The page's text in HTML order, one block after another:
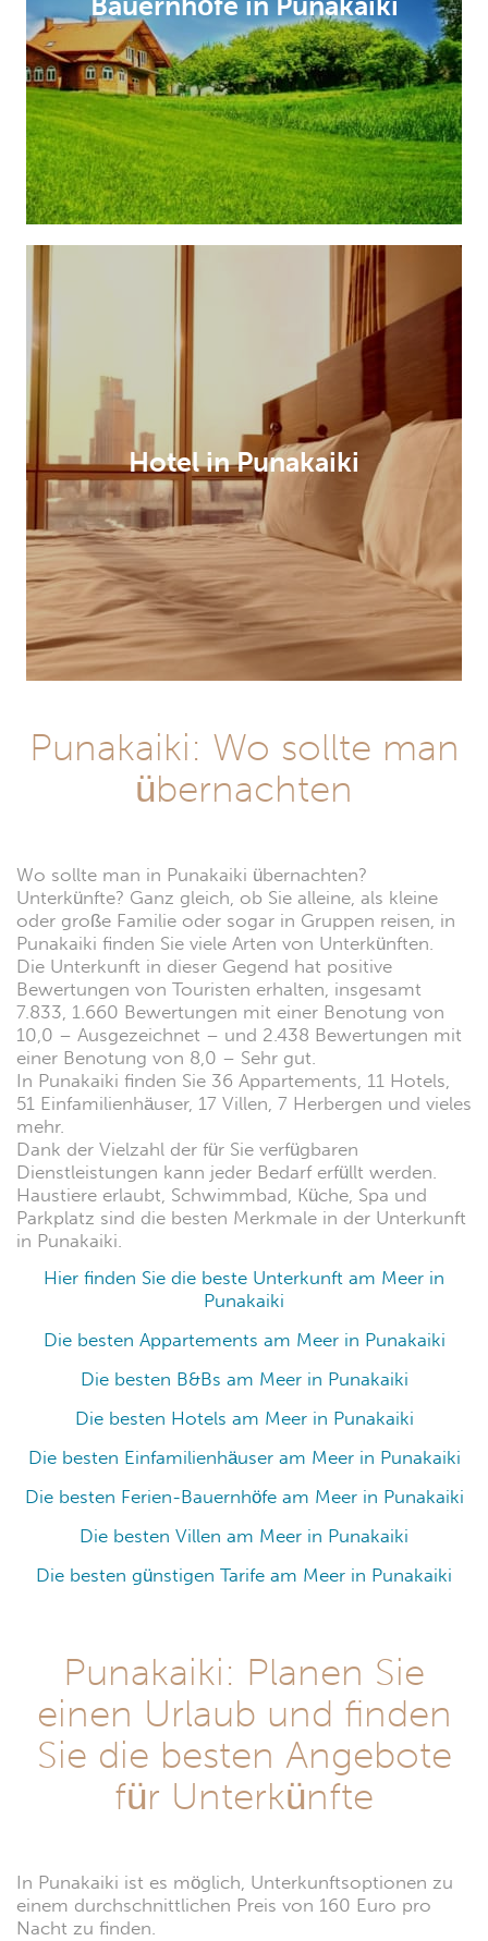
Hotel in Punakaiki
Punakaiki: Wo sollte man
übernachten
Wo sollte man in Punakaiki übernachten?
Unterkünfte? Ganz gleich, ob Sie alleine, als kleine
oder große Familie oder sogar in Gruppen reisen, in
Punakaiki finden Sie viele Arten von Unterkünften.
Die Unterkunft in dieser Gegend hat positive
Bewertungen von Touristen erhalten, insgesamt
7.833, 1.660 Bewertungen mit einer Benotung von
10,0 – Ausgezeichnet – und 2.438 Bewertungen mit
einer Benotung von 8,0 – Sehr gut.
In Punakaiki finden Sie 36 Appartements, 11 Hotels,
51 Einfamilienhäuser, 17 Villen, 7 Herbergen und vieles
mehr.
Dank der Vielzahl der für Sie verfügbaren
Dienstleistungen kann jeder Bedarf erfüllt werden.
Haustiere erlaubt, Schwimmbad, Küche, Spa und
Parkplatz sind die besten Merkmale in der Unterkunft
in Punakaiki.
Hier finden Sie die beste Unterkunft am Meer in
Punakaiki
Die besten Appartements am Meer in Punakaiki
Die besten B&Bs am Meer in Punakaiki
Die besten Hotels am Meer in Punakaiki
Die besten Einfamilienhäuser am Meer in Punakaiki
Die besten Ferien-Bauernhöfe am Meer in Punakaiki
Die besten Villen am Meer in Punakaiki
Die besten günstigen Tarife am Meer in Punakaiki
Punakaiki: Planen Sie
einen Urlaub und finden
Sie die besten Angebote
für Unterkünfte
In Punakaiki ist es möglich, Unterkunftsoptionen zu
einem durchschnittlichen Preis von 160 Euro pro
Nacht zu finden.